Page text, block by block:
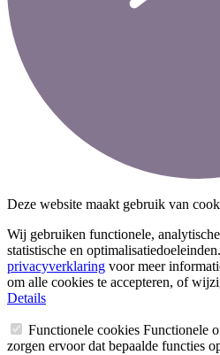
Deze website maakt gebruik van
Wij gebruiken functionele,
statistische en
privacyverklaring voor meer
om alle cookies te accepteren, of
Details
Functionele cookies Functionele
zorgen ervoor dat bepaalde functies